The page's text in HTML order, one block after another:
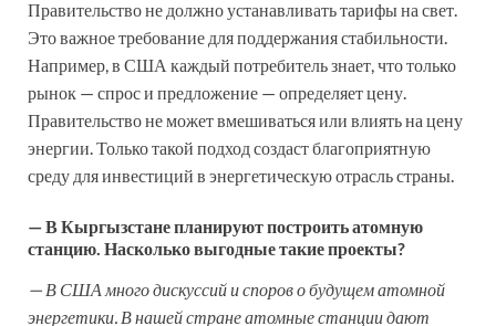
Правительство не должно устанавливать тарифы на свет.
Это важное требование для поддержания стабильности.
Например, в США каждый потребитель знает, что только
рынок — спрос и предложение — определяет цену.
Правительство не может вмешиваться или влиять на цену
энергии. Только такой подход создаст благоприятную
среду для инвестиций в энергетическую отрасль страны.
— В Кыргызстане планируют построить атомную
станцию. Насколько выгодные такие проекты?
— В США много дискуссий и споров о будущем атомной
энергетики. В нашей стране атомные станции дают